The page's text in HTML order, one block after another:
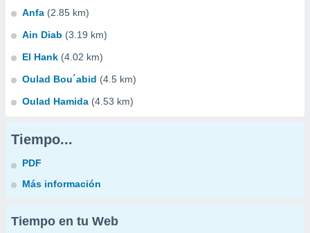
Anfa (2.85 km)
Ain Diab (3.19 km)
El Hank (4.02 km)
Oulad Bou´abid (4.5 km)
Oulad Hamida (4.53 km)
Tiempo...
PDF
Más información
Tiempo en tu Web